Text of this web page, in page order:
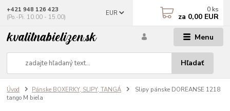
Menu
EUR
Hľadať
+421 948 126 423
(Po.-Pi. 10.00 - 15.00)
0 ks
za 0,00 EUR
Úvod Pánske BOXERKY, SLIPY, TANGÁ
Slipy pánske DOREANSE 1218
tango M biela